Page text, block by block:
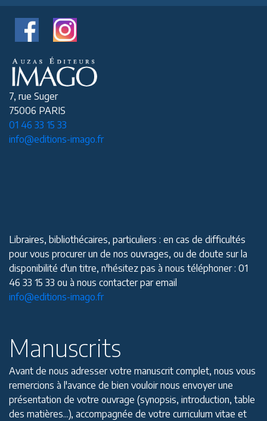
7, rue Suger
75006 PARIS
01 46 33 15 33
info@editions-imago.fr
Libraires, bibliothécaires, particuliers : en cas de difficultés
pour vous procurer un de nos ouvrages, ou de doute sur la
disponibilité d'un titre, n'hésitez pas à nous téléphoner : 01
46 33 15 33 ou à nous contacter par email
info@editions-imago.fr
Manuscrits
Avant de nous adresser votre manuscrit complet, nous vous
remercions à l'avance de bien vouloir nous envoyer une
présentation de votre ouvrage (synopsis, introduction, table
des matières...), accompagnée de votre curriculum vitae et